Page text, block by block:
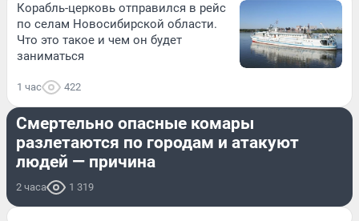
Корабль-церковь отправился в рейс
по селам Новосибирской области.
Что это такое и чем он будет
заниматься
1 час 422
ПРОИСШЕСТВИЯ
Смертельно опасные комары
разлетаются по городам и атакуют
людей — причина
2 часа 1 319